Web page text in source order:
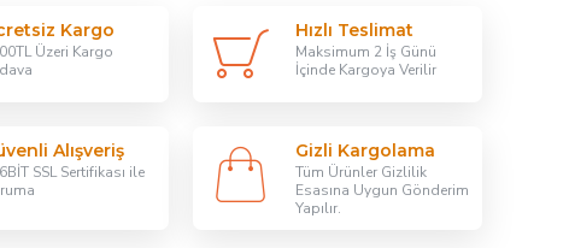
Kargo
Üzeri Kargo
Hızlı Teslimat
Maksimum 2 İş Günü
İçinde Kargoya Verilir
Alışveriş
SSL Sertifikası ile
Gizli Kargolama
Tüm Ürünler Gizlilik
Esasına Uygun Gönderim
Yapılır.